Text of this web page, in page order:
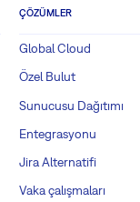
ÇÖZÜMLER
Global Cloud
Özel Bulut
Sunucusu Dağıtımı
Entegrasyonu
Jira Alternatifi
Vaka çalışmaları